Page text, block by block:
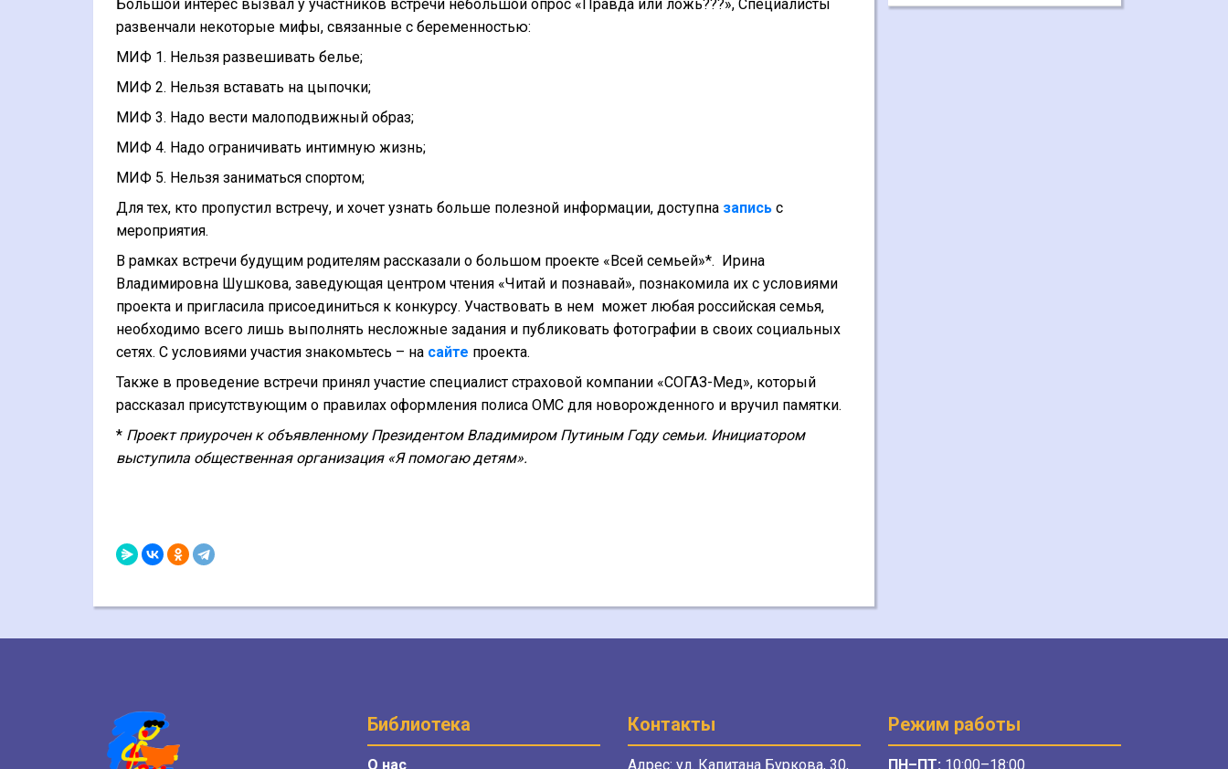
Большой интерес вызвал у участников встречи небольшой опрос «Правда или ложь???», Специалисты
развенчали некоторые мифы, связанные с беременностью:
МИФ 1. Нельзя развешивать белье;
МИФ 2. Нельзя вставать на цыпочки;
МИФ 3. Надо вести малоподвижный образ;
МИФ 4. Надо ограничивать интимную жизнь;
МИФ 5. Нельзя заниматься спортом;
Для тех, кто пропустил встречу, и хочет узнать больше полезной информации, доступна запись с
мероприятия.
В рамках встречи будущим родителям рассказали о большом проекте «Всей семьей»*. Ирина
Владимировна Шушкова, заведующая центром чтения «Читай и познавай», познакомила их с условиями
проекта и пригласила присоединиться к конкурсу. Участвовать в нем может любая российская семья,
необходимо всего лишь выполнять несложные задания и публиковать фотографии в своих социальных
сетях. С условиями участия знакомьтесь – на сайте проекта.
Также в проведение встречи принял участие специалист страховой компании «СОГАЗ-Мед», который
рассказал присутствующим о правилах оформления полиса ОМС для новорожденного и вручил памятки.
* Проект приурочен к объявленному Президентом Владимиром Путиным Году семьи. Инициатором
выступила общественная организация «Я помогаю детям».
Библиотека
О нас
Контакты
Адрес: ул. Капитана Буркова, 30,
Режим работы
ПН–ПТ: 10:00–18:00